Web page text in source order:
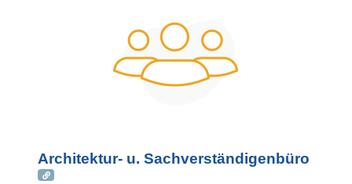
Architektur- u. Sachverständigenbüro